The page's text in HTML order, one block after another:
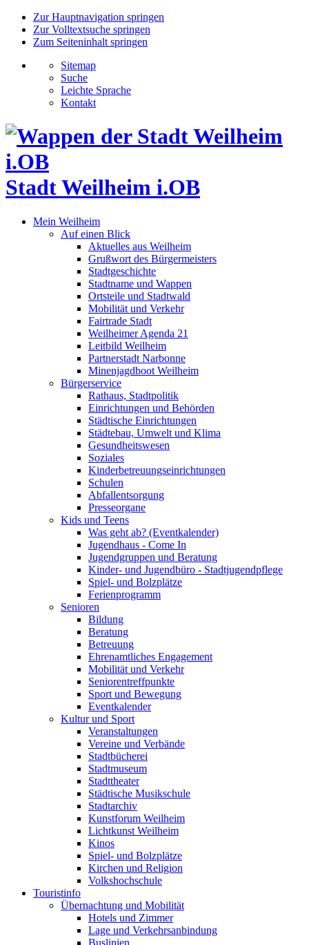
Zur Hauptnavigation springen
Zur Volltextsuche springen
Zum Seiteninhalt springen
Sitemap
Suche
Leichte Sprache
Kontakt
Stadt Weilheim i.OB
Mein Weilheim
Auf einen Blick
Aktuelles aus Weilheim
Grußwort des Bürgermeisters
Stadtgeschichte
Stadtname und Wappen
Ortsteile und Stadtwald
Mobilität und Verkehr
Fairtrade Stadt
Weilheimer Agenda 21
Leitbild Weilheim
Partnerstadt Narbonne
Minenjagdboot Weilheim
Bürgerservice
Rathaus, Stadtpolitik
Einrichtungen und Behörden
Städtische Einrichtungen
Städtebau, Umwelt und Klima
Gesundheitswesen
Soziales
Kinderbetreuungseinrichtungen
Schulen
Abfallentsorgung
Presseorgane
Kids und Teens
Was geht ab? (Eventkalender)
Jugendhaus - Come In
Jugendgruppen und Beratung
Kinder- und Jugendbüro - Stadtjugendpflege
Spiel- und Bolzplätze
Ferienprogramm
Senioren
Bildung
Beratung
Betreuung
Ehrenamtliches Engagement
Mobilität und Verkehr
Seniorentreffpunkte
Sport und Bewegung
Eventkalender
Kultur und Sport
Veranstaltungen
Vereine und Verbände
Stadtbücherei
Stadtmuseum
Stadttheater
Städtische Musikschule
Stadtarchiv
Kunstforum Weilheim
Lichtkunst Weilheim
Kinos
Spiel- und Bolzplätze
Kirchen und Religion
Volkshochschule
Touristinfo
Übernachtung und Mobilität
Hotels und Zimmer
Lage und Verkehrsanbindung
Buslinien